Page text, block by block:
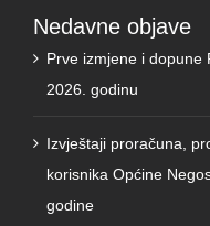
Nedavne objave
Prve izmjene i dopune
2026. godinu
Izvještaji proračuna,
korisnika Općine
godine